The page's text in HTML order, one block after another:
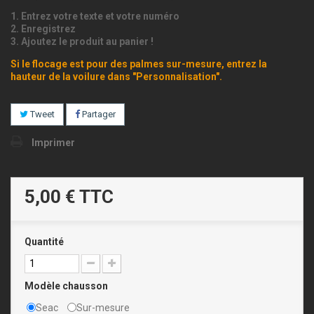
1. Entrez votre texte et votre numéro
2. Enregistrez
3. Ajoutez le produit au panier !
Si le flocage est pour des palmes sur-mesure, entrez la
hauteur de la voilure dans "Personnalisation".
Tweet Partager
Imprimer
5,00 € TTC
Quantité
Modèle chausson
Seac
Sur-mesure